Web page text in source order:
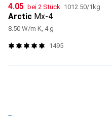
CHF
4.05 bei 2 Stück CHF
1012.50/1kg
Arctic Mx-4
8.50 W/m K, 4 g
1495